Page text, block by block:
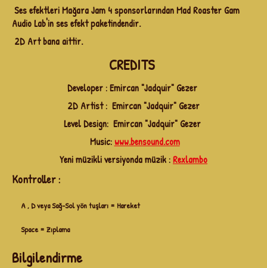
Ses efektleri Mağara Jam 4 sponsorlarından Mad Roaster Gam
Audio Lab'in ses efekt paketindendir.
2D Art bana aittir.
CREDITS
Developer : Emircan "Jadquir" Gezer
2D Artist : Emircan "Jadquir" Gezer
Level Design: Emircan "Jadquir" Gezer
Music:www.bensound.com
Yeni müzikli versiyonda müzik :Rexlambo
Kontroller :
A , D veya Sağ-Sol yön tuşları = Hareket
Space = Zıplama
Bilgilendirme